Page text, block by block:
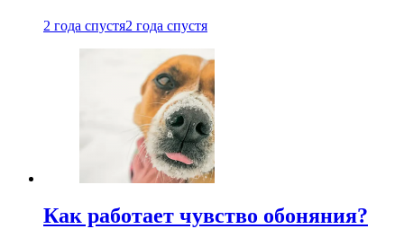
2 года спустя2 года спустя
Как работает чувство обоняния?